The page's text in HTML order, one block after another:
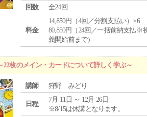
回数
全24回
料金
14,850円（4回／分割支払い）×6
80,850円（24回／一括前納支払※
義開始前まで）
枚のメイン・カードについて詳しく学ぶ～
講師 狩野 みどり
日程
7月 11日 ～ 12月 26日
※8/15は休講となります。